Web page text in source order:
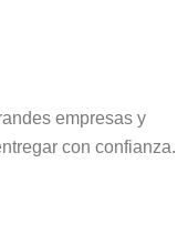
empresas y
con confianza.